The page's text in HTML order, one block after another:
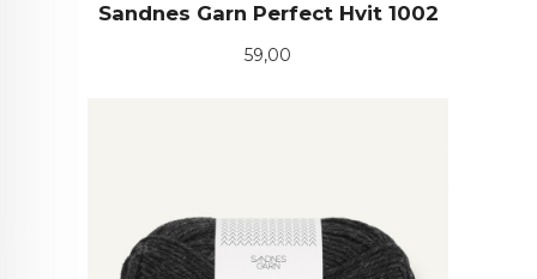
Sandnes Garn Perfect Hvit 1002
Pris
59,00